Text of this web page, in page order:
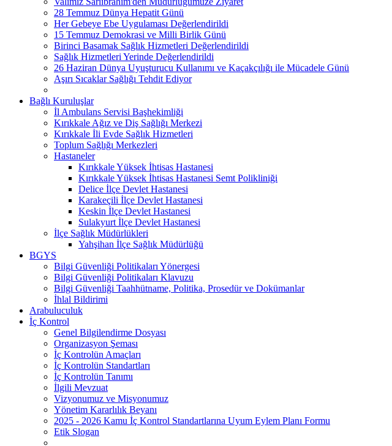
28 Temmuz Dünya Hepatit Günü
Her Gebeye Ebe Uygulaması Değerlendirildi
15 Temmuz Demokrasi ve Milli Birlik Günü
Birinci Basamak Sağlık Hizmetleri Değerlendirildi
Sağlık Hizmetleri Yerinde Değerlendirildi
26 Haziran Dünya Uyuşturucu Kullanımı ve Kaçakçılığı ile Mücadele Günü
Aşırı Sıcaklar Sağlığı Tehdit Ediyor
Bağlı Kuruluşlar
İl Ambulans Servisi Başhekimliği
Kırıkkale Ağız ve Diş Sağlığı Merkezi
Kırıkkale İli Evde Sağlık Hizmetleri
Toplum Sağlığı Merkezleri
Hastaneler
Kırıkkale Yüksek İhtisas Hastanesi
Kırıkkale Yüksek İhtisas Hastanesi Semt Polikliniği
Delice İlçe Devlet Hastanesi
Karakeçili İlçe Devlet Hastanesi
Keskin İlçe Devlet Hastanesi
Sulakyurt İlçe Devlet Hastanesi
İlçe Sağlık Müdürlükleri
Yahşihan İlçe Sağlık Müdürlüğü
BGYS
Bilgi Güvenliği Politikaları Yönergesi
Bilgi Güvenliği Politikaları Klavuzu
Bilgi Güvenliği Taahhütname, Politika, Prosedür ve Dokümanlar
İhlal Bildirimi
Arabuluculuk
İç Kontrol
Genel Bilgilendirme Dosyası
Organizasyon Şeması
İç Kontrolün Amaçları
İç Kontrolün Standartları
İç Kontrolün Tanımı
İlgili Mevzuat
Vizyonumuz ve Misyonumuz
Yönetim Kararlılık Beyanı
2025 - 2026 Kamu İç Kontrol Standartlarına Uyum Eylem Planı Formu
Etik Slogan